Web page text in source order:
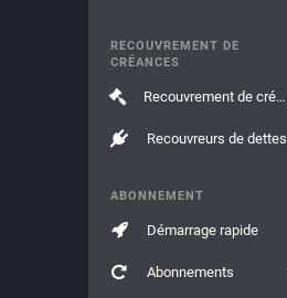
RECOUVREMENT DE
CRÉANCES
Recouvrement de créances
Recouvreurs de dettes
ABONNEMENT
Démarrage rapide
Abonnements